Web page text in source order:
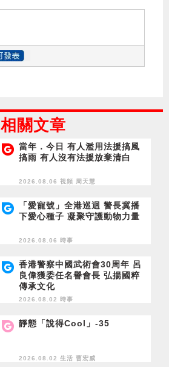
相關文章
當年．今日 有人濫用法援搞風
搞雨 有人沒有法援放棄清白
2026.08.06 視頻 周天慧
「愛寵號」全港巡迴 警長冀播
下愛心種子 凝聚守護動物力量
2026.08.06 時事
香港警察中國武術會30周年 呂
良偉獲委任名譽會長 弘揚國粹
傳承文化
2026.08.02 時事
靜態「說得Cool」-35
2026.08.02 生活 曹宏威